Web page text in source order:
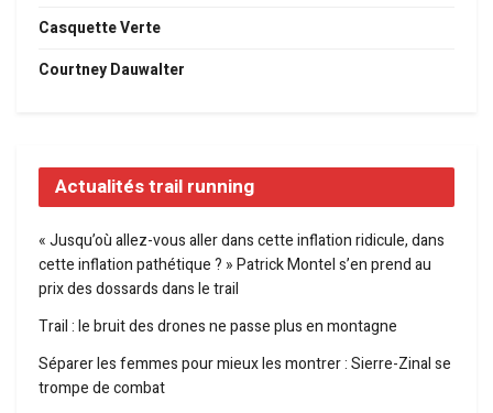
Casquette Verte
Courtney Dauwalter
Actualités trail running
« Jusqu’où allez-vous aller dans cette inflation ridicule, dans
cette inflation pathétique ? » Patrick Montel s’en prend au
prix des dossards dans le trail
Trail : le bruit des drones ne passe plus en montagne
Séparer les femmes pour mieux les montrer : Sierre-Zinal se
trompe de combat